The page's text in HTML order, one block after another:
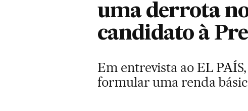
uma derrota
candidato à
Em entrevista ao EL
formular uma renda